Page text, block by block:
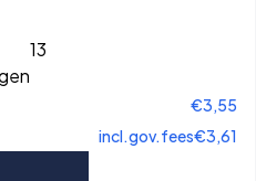
13
€3,55
incl.gov.fees€3,61